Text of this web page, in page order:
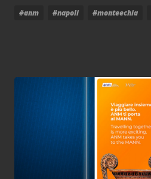
#anm #napoli #monteechia